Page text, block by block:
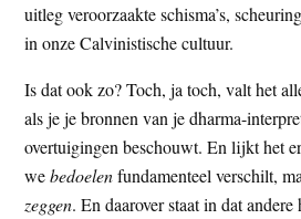
uitleg veroorzaakte schisma’s,
in onze Calvinistische cultuur.
Is dat ook zo? Toch, ja toch, valt het
als je je bronnen van je dharma-
overtuigingen beschouwt. En lijkt het
webedoelenfundamenteel verschilt,
zeggen. En daarover staat in dat